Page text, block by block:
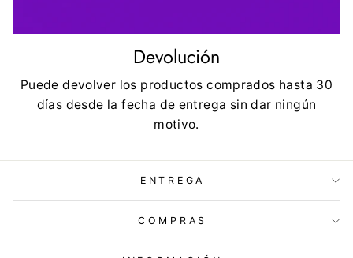
Devolución
Puede devolver los productos comprados hasta 30
días desde la fecha de entrega sin dar ningún
motivo.
ENTREGA
COMPRAS